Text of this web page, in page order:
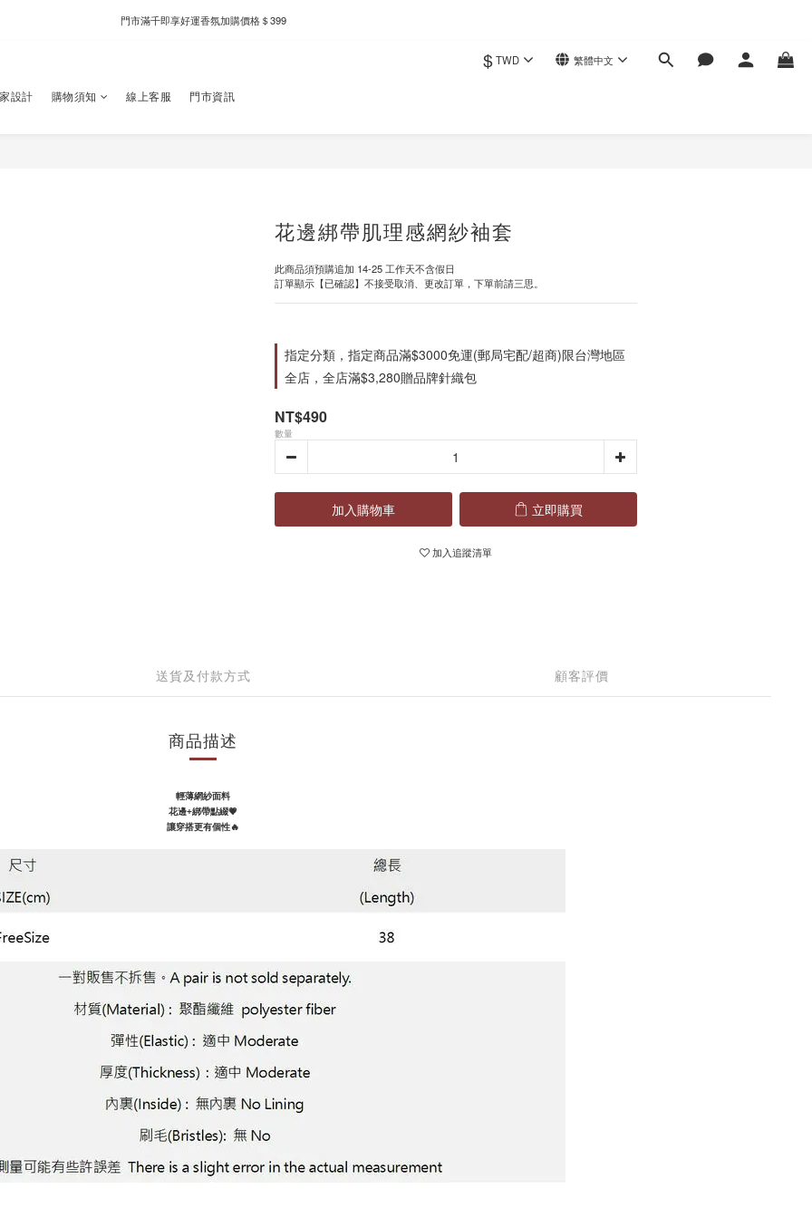
新自製款系列首批限時優惠｜單件95折，任兩件9折
門市滿千即享好運香氛加購價格＄399
$ TWD 繁體中文
設計 購物須知 線上客服 門市資訊
花邊綁帶肌理感網紗袖套
此商品須預購追加 14-25 工作天不含假日
訂單顯示【已確認】不接受取消、更改訂單，下單前請三思。
指定分類，指定商品滿$3000免運(郵局宅配/超商)限台灣地區
全店，全店滿$3,280贈品牌針織包
NT$490
數量
加入購物車 立即購買
加入追蹤清單
送貨及付款方式 顧客評價
商品描述
輕薄網紗面料
花邊+綁帶點綴💗
讓穿搭更有個性🔥